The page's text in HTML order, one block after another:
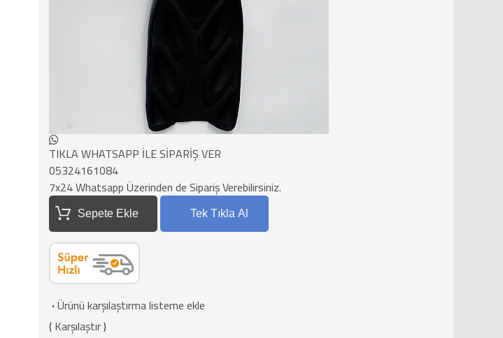
TIKLA WHATSAPP İLE SİPARİŞ VER
05324161084
7x24 Whatsapp Üzerinden de Sipariş Verebilirsiniz.
Sepete Ekle Tek Tıkla Al
·Ürünü karşılaştırma listeme ekle
( Karşılaştır)